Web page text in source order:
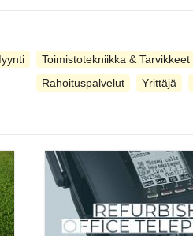
Toimistotekniikka & Tarvikkeet
Rahoituspalvelut
Yrittäjä